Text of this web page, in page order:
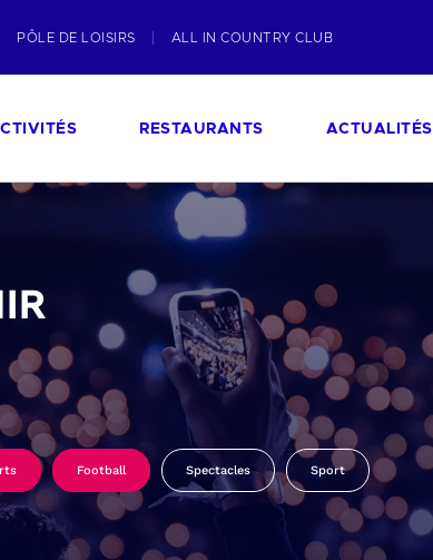
PÔLE DE LOISIRS ALL IN COUNTRY CLUB
RESTAURANTS ACTUALITÉS
Football Spectacles Sport